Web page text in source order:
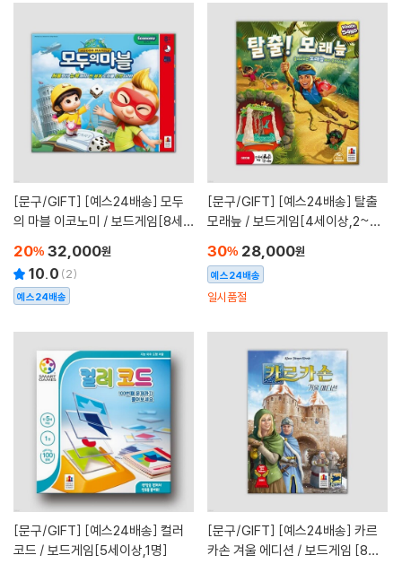
[문구/GIFT]
의 마블 이코노미 / 보드게임[8세이
20% 32,000원
10.0 (2)
예스24배송
[문구/GIFT]
모래늪 / 보드게임[4세이상,2~4
30% 28,000원
예스24배송
일시품절
[문구/GIFT]
코드 / 보드게임[5세이상,1명]
[문구/GIFT]
카손 겨울 에디션 / 보드게임 [8세